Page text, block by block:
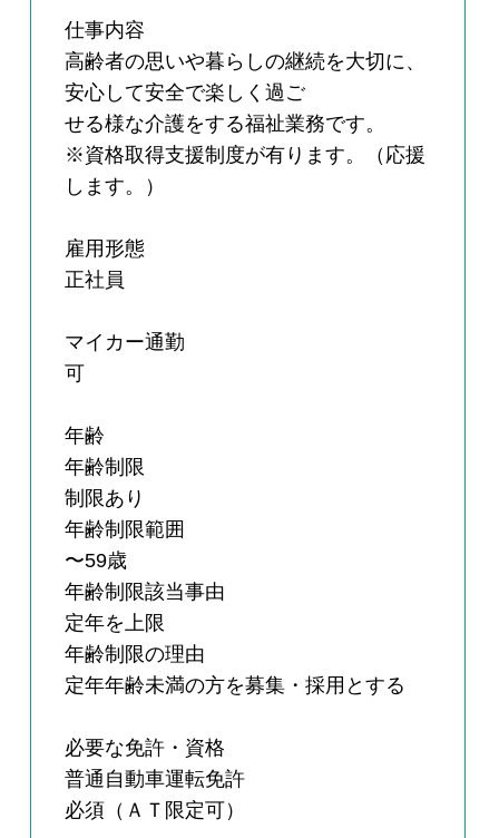
仕事内容
高齢者の思いや暮らしの継続を大切に、
安心して安全で楽しく過ご
せる様な介護をする福祉業務です。
※資格取得支援制度が有ります。（応援
します。）
雇用形態
正社員
マイカー通勤
可
年齢
年齢制限
制限あり
年齢制限範囲
〜59歳
年齢制限該当事由
定年を上限
年齢制限の理由
定年年齢未満の方を募集・採用とする
必要な免許・資格
普通自動車運転免許
必須（ＡＴ限定可）